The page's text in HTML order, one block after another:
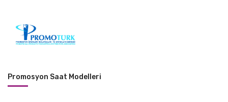
Promosyon Saat Modelleri